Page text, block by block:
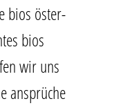
bios öster­
bios
wir uns
ansprü­che